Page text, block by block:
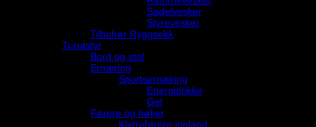
Sadelvesker
Styrevesker
Tilbehør Ryggsekk
Turutstyr
Bord og stol
Ernæring
Sportsernæring
Energidrikke
Gel
Førere og bøker
Klatreførere innland